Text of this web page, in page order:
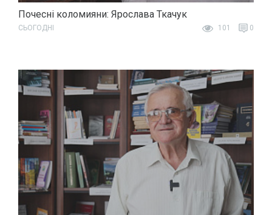
Почесні коломияни: Ярослава Ткачук
СЬОГОДНІ 101 0